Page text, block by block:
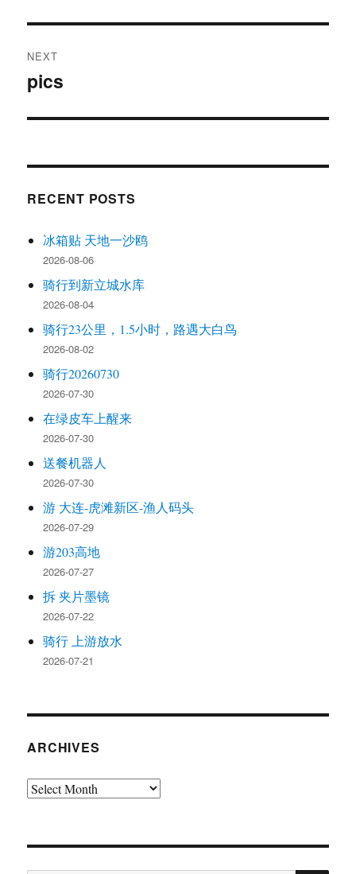
NEXT
Next
pics
RECENT POSTS
冰箱贴 天地一沙鸥
2026-08-06
骑行到新立城水库
2026-08-04
骑行23公里，1.5小时，路遇大白鸟
2026-08-02
骑行20260730
2026-07-30
在绿皮车上醒来
2026-07-30
送餐机器人
2026-07-30
游 大连-虎滩新区-渔人码头
2026-07-29
游203高地
2026-07-27
拆 夹片墨镜
2026-07-22
骑行 上游放水
2026-07-21
ARCHIVES
Archives